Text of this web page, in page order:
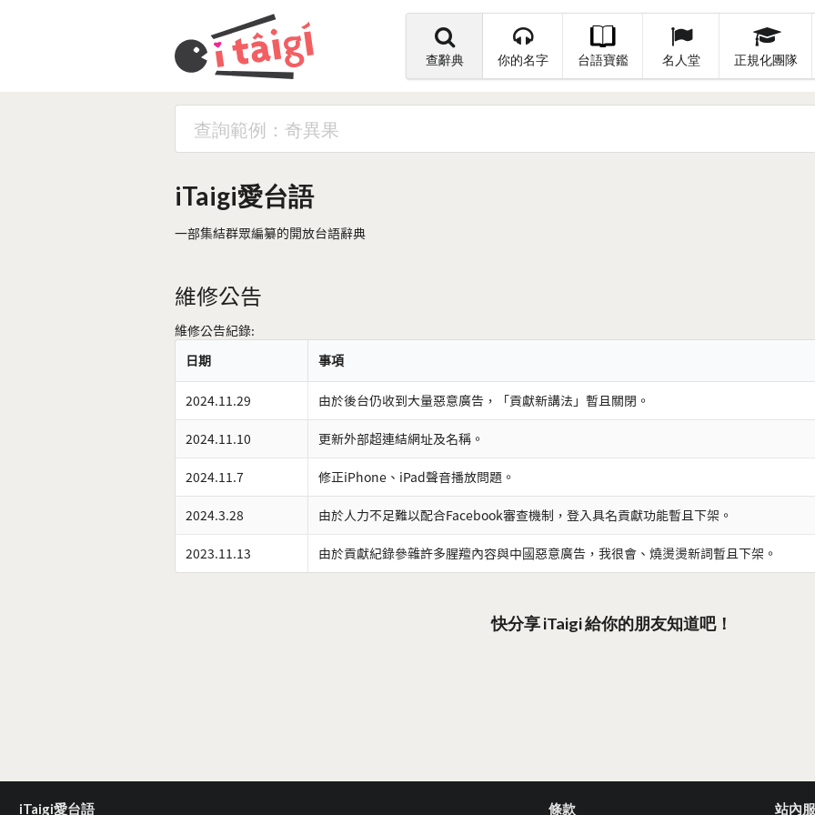
查辭典 你的名字 台語寶鑑 名人堂 正規化團隊
iTaigi愛台語
一部集結群眾編纂的開放台語辭典
維修公告
維修公告紀錄:
日期
事項
2024.11.29 由於後台仍收到大量惡意廣告，「貢獻新講法」暫且關閉。
2024.11.10 更新外部超連結網址及名稱。
2024.11.7 修正iPhone、iPad聲音播放問題。
2024.3.28 由於人力不足難以配合Facebook審查機制，登入具名貢獻功能暫且下架。
2023.11.13 由於貢獻紀錄參雜許多腥羶內容與中國惡意廣告，我很會、燒燙燙新詞暫且下架。
快分享 iTaigi 給你的朋友知道吧！
iTaigi愛台語 條款 站內